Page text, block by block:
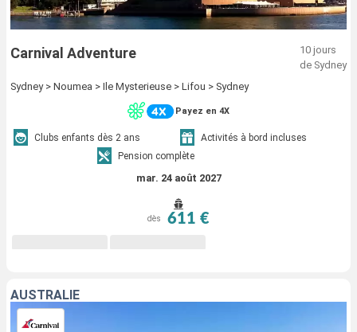
Carnival Adventure
10 jours
de Sydney
Sydney > Noumea > Ile Mysterieuse > Lifou > Sydney
Payez en 4X
Clubs enfants dès 2 ans
Activités à bord incluses
Pension complète
mar. 24 août 2027
dès 611 €
AUSTRALIE